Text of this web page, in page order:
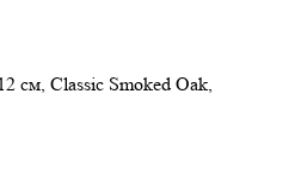
см, Classic Smoked Oak,